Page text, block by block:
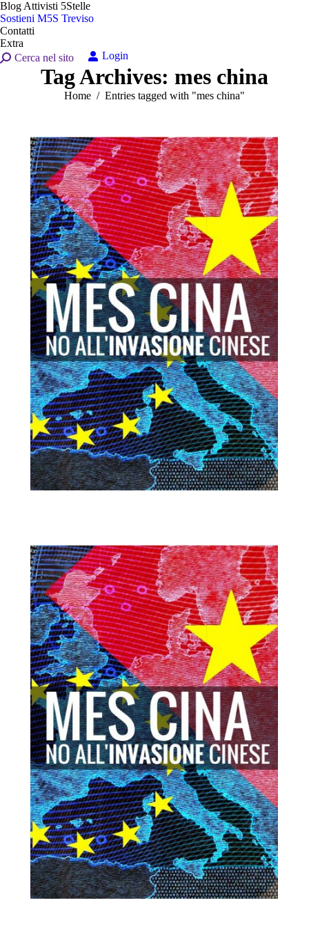
Blog Attivisti 5Stelle
Sostieni M5S Treviso
Contatti
Extra
Search:Cerca nel sito Login
Tag Archives: mes china
You are here:
Home Entries tagged with "mes china"